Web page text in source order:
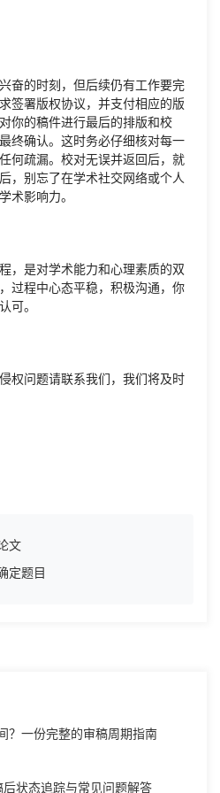
奋的时刻，但后续仍有工作要完
签署版权协议，并支付相应的版
你的稿件进行最后的排版和校
终确认。这时务必仔细核对每一
何疏漏。校对无误并返回后，就
，别忘了在学术社交网络或个人
术影响力。
，是对学术能力和心理素质的双
过程中心态平稳，积极沟通，你
可。
权问题请联系我们，我们将及时
文
定题目
？一份完整的审稿周期指南
状态追踪与常见问题解答